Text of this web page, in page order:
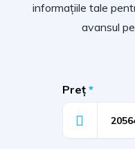
informațiile tale
avansul
Preț *